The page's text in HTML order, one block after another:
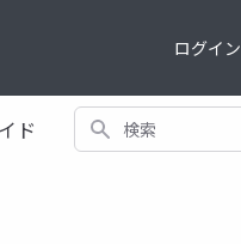
ログイン
ド 検索